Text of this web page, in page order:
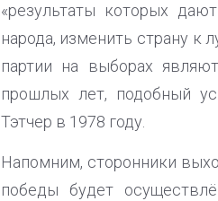
«результаты которых
народа, изменить страну к
партии на выборах
прошлых лет, подобный
Тэтчер в 1978 году.
Напомним, сторонники
победы будет